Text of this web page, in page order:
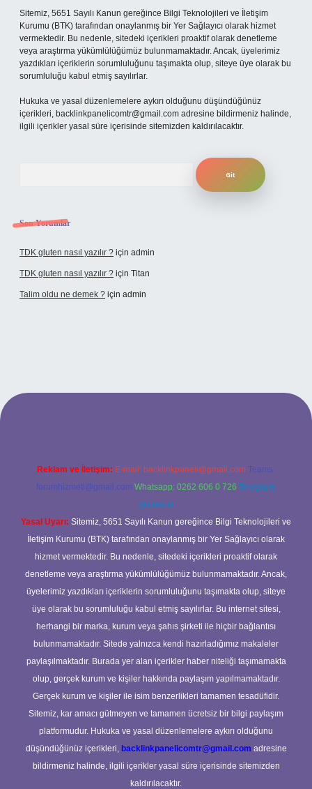
Sitemiz, 5651 Sayılı Kanun gereğince Bilgi Teknolojileri ve İletişim
Kurumu (BTK) tarafından onaylanmış bir Yer Sağlayıcı olarak hizmet
vermektedir. Bu nedenle, sitedeki içerikleri proaktif olarak denetleme
veya araştırma yükümlülüğümüz bulunmamaktadır. Ancak, üyelerimiz
yazdıkları içeriklerin sorumluluğunu taşımakta olup, siteye üye olarak bu
sorumluluğu kabul etmiş sayılırlar.
Hukuka ve yasal düzenlemelere aykırı olduğunu düşündüğünüz
içerikleri, backlinkpanelicomtr@gmail.com adresine bildirmeniz halinde,
ilgili içerikler yasal süre içerisinde sitemizden kaldırılacaktır.
Son Yorumlar
TDK gluten nasıl yazılır ? için admin
TDK gluten nasıl yazılır ? için Titan
Talim oldu ne demek ? için admin
giriş
Reklam ve İletişim: E-mail: backlinkpaneli@gmail.com Teams:
forumhizmeti@gmail.com Whatsapp: 0262 606 0 726 Telegram:
@karabul
Yasal Uyarı: Sitemiz, 5651 Sayılı Kanun gereğince Bilgi Teknolojileri ve
İletişim Kurumu (BTK) tarafından onaylanmış bir Yer Sağlayıcı olarak
hizmet vermektedir. Bu nedenle, sitedeki içerikleri proaktif olarak
denetleme veya araştırma yükümlülüğümüz bulunmamaktadır. Ancak,
üyelerimiz yazdıkları içeriklerin sorumluluğunu taşımakta olup, siteye
üye olarak bu sorumluluğu kabul etmiş sayılırlar. Bu internet sitesi,
herhangi bir marka, kurum veya şahıs şirketi ile hiçbir bağlantısı
bulunmamaktadır. Sitede yalnızca kendi hazırladığımız makaleler
paylaşılmaktadır. Burada yer alan içerikler haber niteliği taşımamakta
olup, gerçek kurum ve kişiler hakkında paylaşım yapılmamaktadır.
Gerçek kurum ve kişiler ile isim benzerlikleri tamamen tesadüfidir.
Sitemiz, kar amacı gütmeyen ve tamamen ücretsiz bir bilgi paylaşım
platformudur. Hukuka ve yasal düzenlemelere aykırı olduğunu
düşündüğünüz içerikleri, backlinkpanelicomtr@gmail.com adresine
bildirmeniz halinde, ilgili içerikler yasal süre içerisinde sitemizden
kaldırılacaktır.